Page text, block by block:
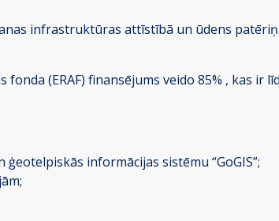
infrastruktūras attīstībā un ūdens
(ERAF) finansējums veido 85% , kas ir
informācijas sistēmu “GoGIS”;